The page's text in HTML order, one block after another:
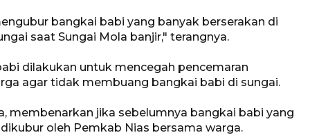
bangkai babi yang banyak berserakan di
saat Sungai Mola banjir," terangnya.
dilakukan untuk mencegah pencemaran
agar tidak membuang bangkai babi di sungai.
membenarkan jika sebelumnya bangkai babi yang
oleh Pemkab Nias bersama warga.